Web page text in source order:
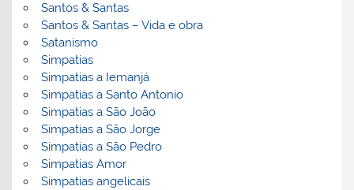
Santos & Santas
Santos & Santas – Vida e obra
Satanismo
Simpatias
Simpatias a Iemanjá
Simpatias a Santo Antonio
Simpatias a São João
Simpatias a São Jorge
Simpatias a São Pedro
Simpatias Amor
Simpatias angelicais